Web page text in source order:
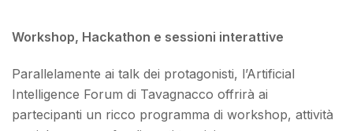
Workshop, Hackathon e sessioni interattive
Parallelamente ai talk dei protagonisti, l’Artificial
Intelligence Forum di Tavagnacco offrirà ai
partecipanti un ricco programma di workshop, attività